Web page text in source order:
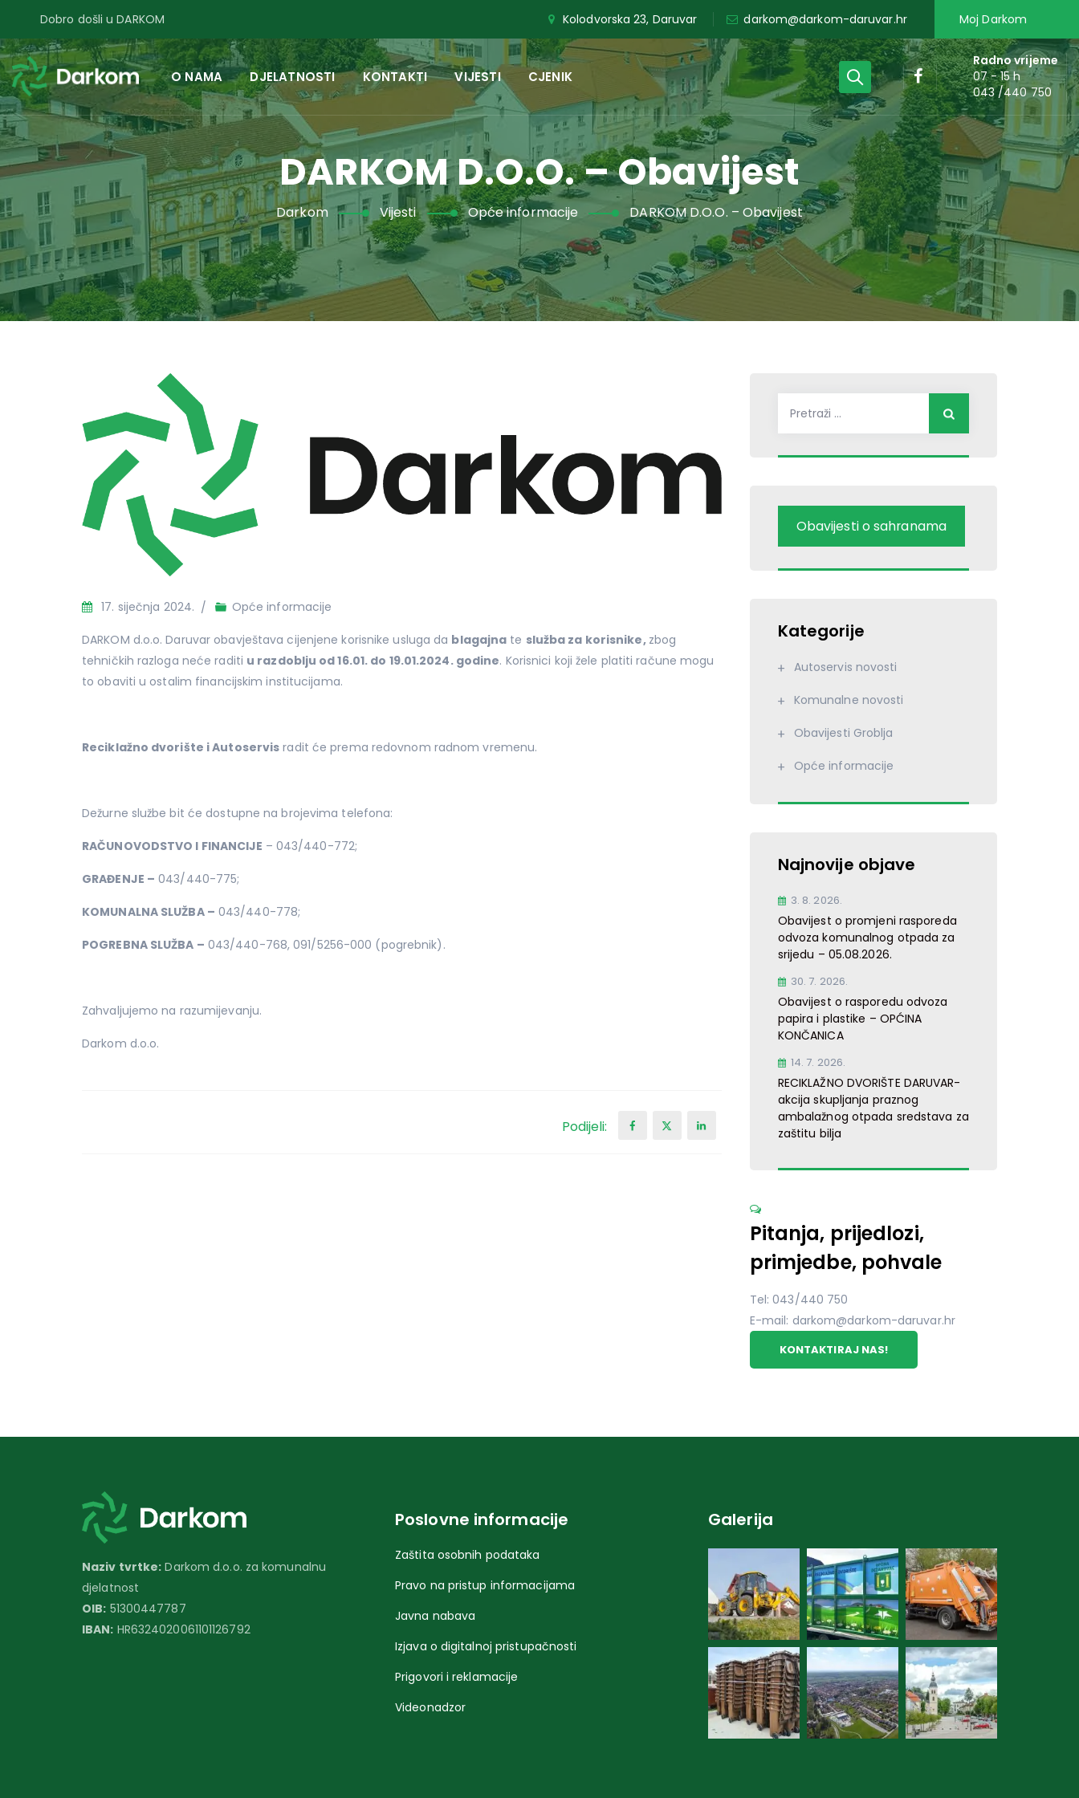
Dobro došli u DARKOM Kolodvorska 23, Daruvar darkom@darkom-daruvar.hr Moj Darkom
Radno vrijeme
07 - 15 h
043 /440 750
O NAMA DJELATNOSTI KONTAKTI VIJESTI CJENIK
DARKOM D.O.O. – Obavijest
Darkom Vijesti Opće informacije DARKOM D.O.O. – Obavijest
17. siječnja 2024. Opće informacije
DARKOM d.o.o. Daruvar obavještava cijenjene korisnike usluga da blagajna te služba za korisnike, zbog
tehničkih razloga neće raditi u razdoblju od 16.01. do 19.01.2024. godine. Korisnici koji žele platiti račune mogu
to obaviti u ostalim financijskim institucijama.
Reciklažno dvorište i Autoservis radit će prema redovnom radnom vremenu.
Dežurne službe bit će dostupne na brojevima telefona:
RAČUNOVODSTVO I FINANCIJE – 043/440-772;
GRAĐENJE – 043/440-775;
KOMUNALNA SLUŽBA – 043/440-778;
POGREBNA SLUŽBA – 043/440-768, 091/5256-000 (pogrebnik).
Zahvaljujemo na razumijevanju.
Darkom d.o.o.
Podijeli:
Obavijesti o sahranama
Kategorije
Autoservis novosti
Komunalne novosti
Obavijesti Groblja
Opće informacije
Najnovije objave
3. 8. 2026.
Obavijest o promjeni rasporeda
odvoza komunalnog otpada za
srijedu – 05.08.2026.
30. 7. 2026.
Obavijest o rasporedu odvoza
papira i plastike – OPĆINA
KONČANICA
14. 7. 2026.
RECIKLAŽNO DVORIŠTE DARUVAR-
akcija skupljanja praznog
ambalažnog otpada sredstava za
zaštitu bilja
Pitanja, prijedlozi,
primjedbe, pohvale
Tel: 043/440 750
E-mail: darkom@darkom-daruvar.hr
KONTAKTIRAJ NAS!
Naziv tvrtke: Darkom d.o.o. za komunalnu
djelatnost
OIB: 51300447787
IBAN: HR6324020061101126792
Poslovne informacije
Zaštita osobnih podataka
Pravo na pristup informacijama
Javna nabava
Izjava o digitalnoj pristupačnosti
Prigovori i reklamacije
Videonadzor
Galerija